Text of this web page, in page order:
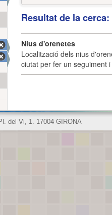
Resultat de la
Nius d'orenetes
Localització dels nius
ciutat per fer un seguiment
del Vi, 1. 17004 GIRONA